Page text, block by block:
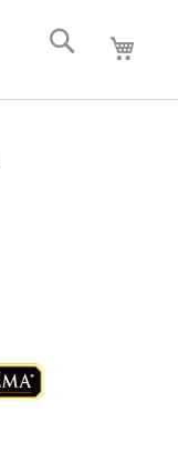
Mi
Buscar